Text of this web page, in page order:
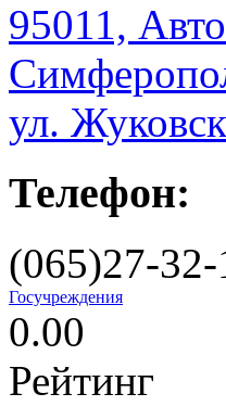
95011,
ул.
Телефон:
(065)27-32-
Госучреждения
0.00
Рейтинг